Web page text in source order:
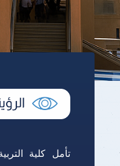
تأمل كلية